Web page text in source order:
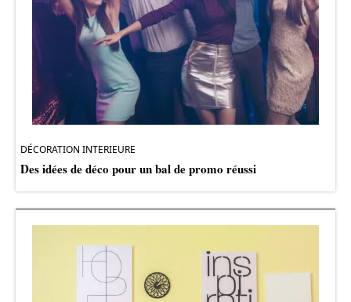
DÉCORATION INTERIEURE
Des idées de déco pour un bal de promo réussi